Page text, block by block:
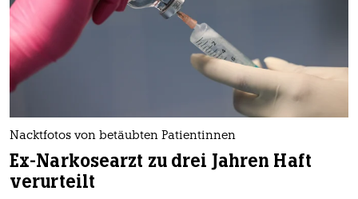
Nacktfotos von betäubten Patientinnen
Ex-Narkosearzt zu drei Jahren Haft
verurteilt